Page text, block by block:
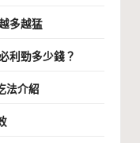
多越猛
利勁多少錢？
法介紹